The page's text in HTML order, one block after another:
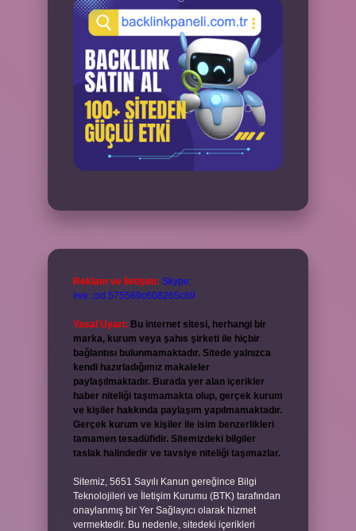
Reklam ve İletişim: Skype:
live:.cid.575569c608265c69
Yasal Uyarı: Bu internet sitesi, herhangi bir
marka, kurum veya şahıs şirketi ile hiçbir
bağlantısı bulunmamaktadır. Sitede yalnızca
kendi hazırladığımız makaleler
paylaşılmaktadır. Burada yer alan içerikler
haber niteliği taşımamakta olup, gerçek kurum
ve kişiler hakkında paylaşım yapılmamaktadır.
Gerçek kurum ve kişiler ile isim benzerlikleri
tamamen tesadüfidir. Sitemizdeki bilgiler
taslak halindedir ve tavsiye niteliği taşımazlar.
Sitemiz, 5651 Sayılı Kanun gereğince Bilgi
Teknolojileri ve İletişim Kurumu (BTK) tarafından
onaylanmış bir Yer Sağlayıcı olarak hizmet
vermektedir. Bu nedenle, sitedeki içerikleri